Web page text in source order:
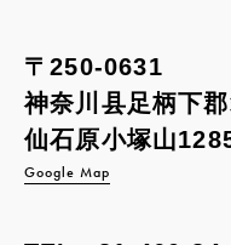
〒250-0631
神奈川县足柄下
仙石原小塚山
Google Map